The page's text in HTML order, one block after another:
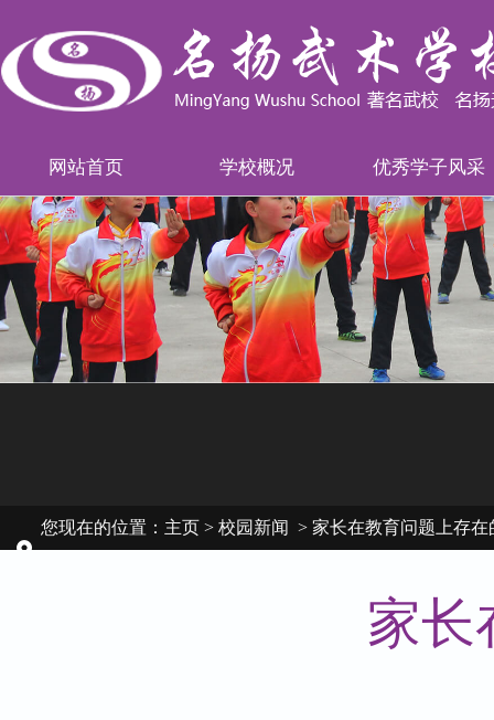
网站首页 学校概况 优秀学子风采
您现在的位置： 主页 > 校园新闻 > 家长在教育问题上存在
家长